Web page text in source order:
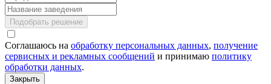
Подобрать решение
Соглашаюсь на обработку персональных данных, получение
сервисных и рекламных сообщений и принимаю политику
обработки данных.
Закрыть